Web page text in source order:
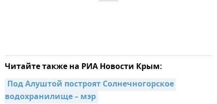
Читайте также на РИА Новости Крым:
Под Алуштой построят Солнечногорское
водохранилище – мэр